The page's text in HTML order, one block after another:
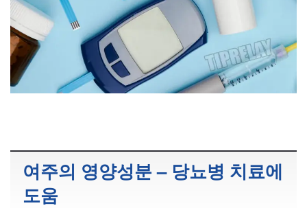
여주의 영양성분 – 당뇨병 치료에
도움